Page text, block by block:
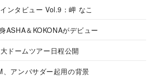
ンタビュー Vol.9：岬 なこ
ASHA＆KOKONAがデビュー
ドームツアー日程公開
、アンバサダー起用の背景